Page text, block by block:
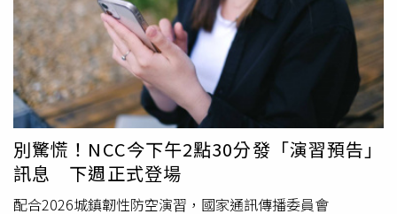
擴大至國中學生；115學年度起全面實施學生營養午餐全額
補助，每年投入逾6.1億元，減輕家庭負擔；持續推動友善
育兒政策，規劃提高生育津貼、推出好孕補助及「祝你好孕
2.0」等措施，打造「願婚、敢生、樂養」的幸福城市。
「節電夥伴節能治理與推廣」活動，里民反應熱絡。（圖片
提供／新竹市政府）針對長輩照顧，高虹安市長表示，市府
持續優化敬老愛心卡功能，10月起每月點數將提升至1,200
點，並提高農會及藥局使用額度；此外，也積極推動老人全
民健康保險自付保險費補助計畫，預計今年第四季上路，符
合資格長輩每年最高可節省近萬元健保費，打造全國最友善
華說，預估「白海豚」在週末最接近台灣，週六（8日）中
部山區、北部地區可能有大雨或豪雨，台中以北山區恐出現
豪雨以上降雨，東北部山區也可能有大雨；週日（9日）中
部平地要留意局部大雨，中南部則有陣雨機率。另依照氣象
署最新「各主要城市及離島120小時颱風暴風侵襲機率」，
目前連江縣57%最高，基隆市也達45%，台北市38%、新
北市35%、桃園市32%、宜蘭縣26%、新竹縣22%、新竹
市20%、苗栗縣13%，其餘縣市低於10%。至於是否會發
布陸上颱風警報？氣象署將持續觀察颱風未來移動路徑。各
主要城市及離島120小時颱風暴風侵襲機率。（圖／中央氣
別驚慌！NCC今下午2點30分發「演習預告」
訊息 下週正式登場
配合2026城鎮韌性防空演習，國家通訊傳播委員會